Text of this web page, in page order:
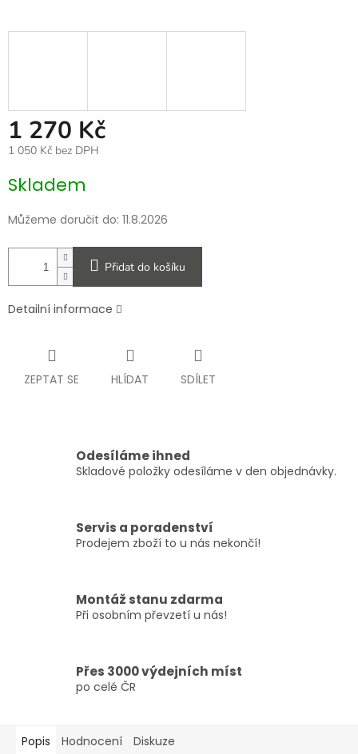
1 270 Kč
1 050 Kč bez DPH
cena:
Skladem
Můžeme doručit do: 11.8.2026
Přidat do košíku
Detailní informace
ZEPTAT SE HLÍDAT SDÍLET
Odesíláme ihned
Skladové položky odesíláme v den objednávky.
Servis a poradenství
Prodejem zboží to u nás nekončí!
Montáž stanu zdarma
Při osobním převzetí u nás!
Přes 3000 výdejních míst
po celé ČR
Popis Hodnocení Diskuze